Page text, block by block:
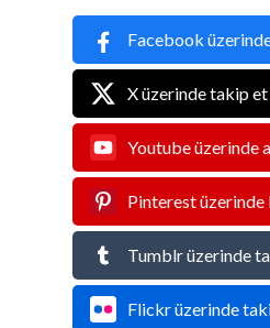
Facebook
X üzerinde takip et
Youtube üzerinde
Pinterest üzerinde
Tumblr üzerinde
Flickr üzerinde